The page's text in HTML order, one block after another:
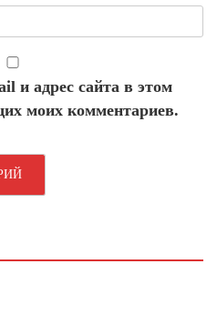
и адрес сайта в этом
моих комментариев.